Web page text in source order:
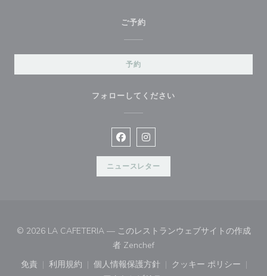
ご予約
予約
フォローしてください
Facebook ((新しいウィンドウで
Instagram ((新しいウィンド
ニュースレター
© 2026 LA CAFETERIA — このレストランウェブサイトの作成
者 Zenchef((新しいウィンドウで開きま
免責
((新しいウィンドウで開きます))
利用規約
((新しいウィンドウで開きます))
個人情報保護方針
((新しいウィンドウで開きます))
クッキー ポリシー
((新しいウィ